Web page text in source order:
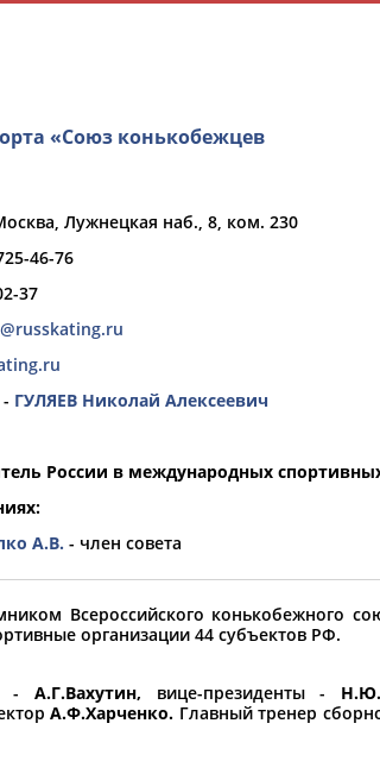
Выберите
или обнаружили
самостоятельно
100
«Союз конькобежцев
Лужнецкая наб., 8, ком. 230
46-76
37
ГУЛЯЕВ Николай Алексеевич
России в международных
А.В. - член совета
Всероссийского конькобежного
организации 44 субъектов РФ.
- А.Г.Вахутин, вице-президенты -
А.Ф.Харченко. Главный тренер